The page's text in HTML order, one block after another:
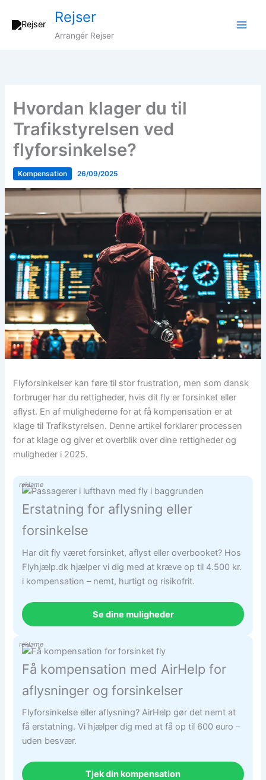
Rejser
Arrangér Rejser
Hvordan klager du til
Trafikstyrelsen ved
flyforsinkelse?
Kompensation 26/09/2025
Flyforsinkelser kan føre til stor frustration, men som dansk
forbruger har du rettigheder, hvis dit fly er forsinket eller
aflyst. En af mulighederne for at få kompensation er at
klage til Trafikstyrelsen. Denne artikel forklarer processen
for at klage og giver et overblik over dine rettigheder og
muligheder i 2025.
reklame
Erstatning for aflysning eller
forsinkelse
Har dit fly været forsinket, aflyst eller overbooket? Hos
Flyhjælp.dk hjælper vi dig med at kræve op til 4.500 kr.
i kompensation – nemt, hurtigt og risikofrit.
Se dine muligheder
reklame
Få kompensation med AirHelp for
aflysninger og forsinkelser
Flyforsinkelse eller aflysning? AirHelp gør det nemt at
få erstatning. Vi hjælper dig med at få op til 600 euro –
uden besvær.
Tjek din kompensation